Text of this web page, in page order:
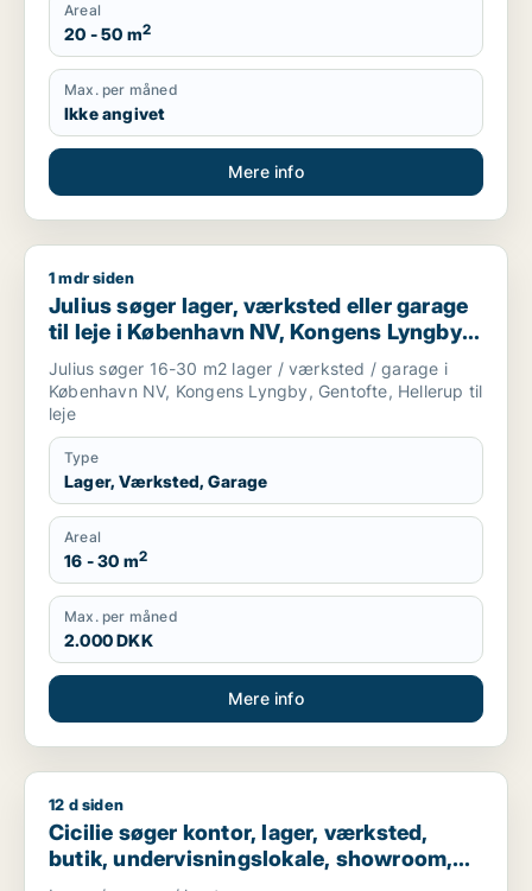
Areal
20 - 50 m2
Max. per måned
Ikke angivet
Mere info
Julius søger lager, værksted eller garage til leje i
1 mdr siden
Julius søger lager, værksted eller garage
til leje i København NV, Kongens Lyngby
eller Gentofte m.fl.
Julius søger 16-30 m2 lager / værksted / garage i
København NV, Kongens Lyngby, Gentofte, Hellerup til
leje
Type
Lager, Værksted, Garage
Areal
16 - 30 m2
Max. per måned
2.000 DKK
Mere info
Cicilie søger kontor, lager, værksted, butik,
12 d siden
Cicilie søger kontor, lager, værksted,
butik, undervisningslokale, showroom,
erhvervsgrund, produktionslokaler eller